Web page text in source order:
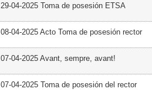
29-04-2025 Toma de posesión ETSA
08-04-2025 Acto Toma de posesión rector
07-04-2025 Avant, sempre, avant!
07-04-2025 Toma de posesión del rector